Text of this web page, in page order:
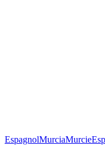
EspagnolMurciaMurcie